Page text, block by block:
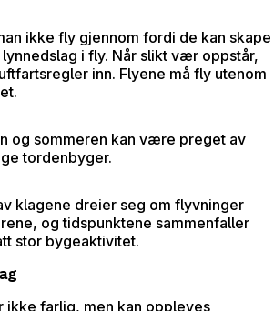
ikke fly gjennom fordi de kan skape
i fly. Når slikt vær oppstår,
inn. Flyene må fly utenom
og sommeren kan være preget av
tordenbyger.
klagene dreier seg om flyvninger
og tidspunktene sammenfaller
stor bygeaktivitet.
ikke farlig, men kan oppleves